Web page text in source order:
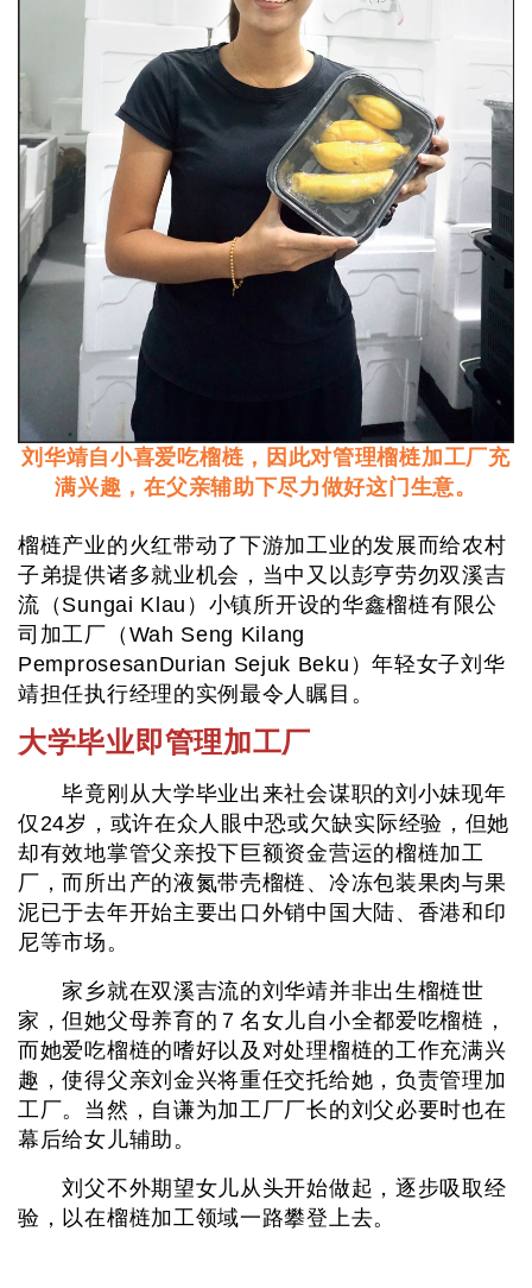
刘华靖自小喜爱吃榴梿，因此对管理榴梿加工厂充
满兴趣，在父亲辅助下尽力做好这门生意。
榴梿产业的火红带动了下游加工业的发展而给农村
子弟提供诸多就业机会，当中又以彭亨劳勿双溪吉
流（Sungai Klau）小镇所开设的华鑫榴梿有限公
司加工厂（Wah Seng Kilang
PemprosesanDurian Sejuk Beku）年轻女子刘华
靖担任执行经理的实例最令人瞩目。
大学毕业即管理加工厂
毕竟刚从大学毕业出来社会谋职的刘小妹现年
仅24岁，或许在众人眼中恐或欠缺实际经验，但她
却有效地掌管父亲投下巨额资金营运的榴梿加工
厂，而所出产的液氮带壳榴梿、冷冻包装果肉与果
泥已于去年开始主要出口外销中国大陆、香港和印
尼等市场。
家乡就在双溪吉流的刘华靖并非出生榴梿世
家，但她父母养育的７名女儿自小全都爱吃榴梿，
而她爱吃榴梿的嗜好以及对处理榴梿的工作充满兴
趣，使得父亲刘金兴将重任交托给她，负责管理加
工厂。当然，自谦为加工厂厂长的刘父必要时也在
幕后给女儿辅助。
刘父不外期望女儿从头开始做起，逐步吸取经
验，以在榴梿加工领域一路攀登上去。